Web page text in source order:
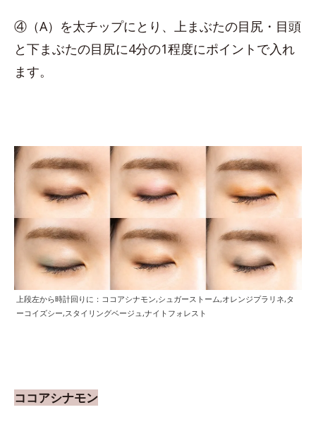
④（A）を太チップにとり、上まぶたの目尻・目頭
と下まぶたの目尻に4分の1程度にポイントで入れ
ます。
上段左から時計回りに：ココアシナモン,シュガーストーム,オレンジプラリネ,タ
ーコイズシー,スタイリングベージュ,ナイトフォレスト
ココアシナモン